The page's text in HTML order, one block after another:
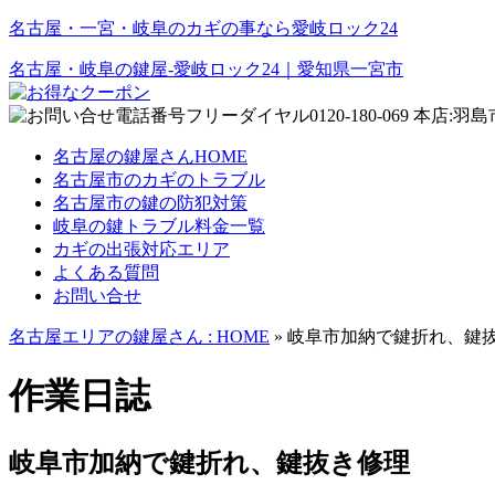
名古屋・一宮・岐阜のカギの事なら愛岐ロック24
名古屋・岐阜の鍵屋‐愛岐ロック24｜愛知県一宮市
名古屋の鍵屋さんHOME
名古屋市のカギのトラブル
名古屋市の鍵の防犯対策
岐阜の鍵トラブル料金一覧
カギの出張対応エリア
よくある質問
お問い合せ
名古屋エリアの鍵屋さん : HOME » 岐阜市加納で鍵折れ、鍵
作業日誌
岐阜市加納で鍵折れ、鍵抜き修理